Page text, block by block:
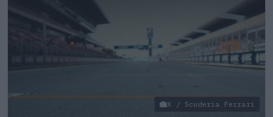
X / Scuderia Ferrari